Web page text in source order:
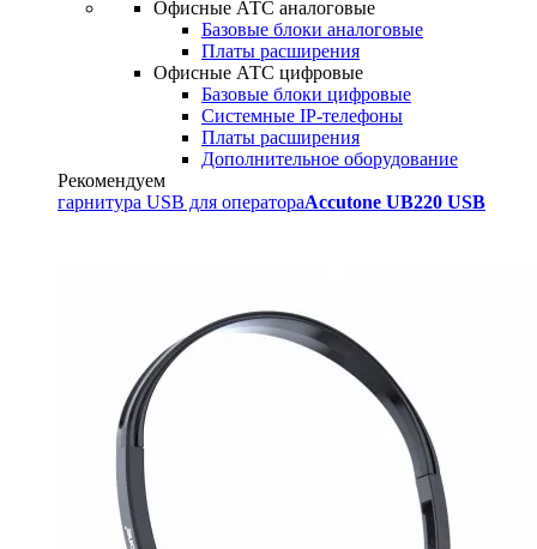
Офисные АТС аналоговые
Базовые блоки аналоговые
Платы расширения
Офисные АТС цифровые
Базовые блоки цифровые
Системные IP-телефоны
Платы расширения
Дополнительное оборудование
Рекомендуем
гарнитура USB для оператораAccutone UB220 USB